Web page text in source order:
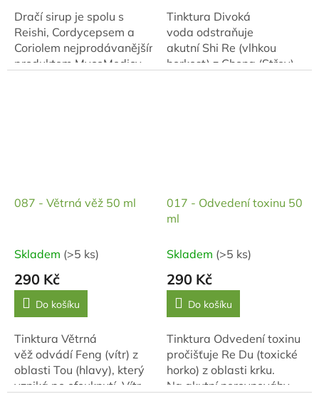
Dračí sirup je spolu s
Reishi, Cordycepsem a
Coriolem nejprodávanějším
produktem MycoMedicy.
Tinktura Divoká
voda odstraňuje
akutní Shi Re (vlhkou
horkost) z Chong (Střev).
087 - Větrná věž 50 ml
Skladem (>5 ks)
290 Kč
Do košíku
Tinktura Větrná
věž odvádí Feng (vítr) z
oblasti Tou (hlavy), který
vzniká po ofouknutí. Vítr
017 - Odvedení toxinu 50
ml
Skladem (>5 ks)
290 Kč
Do košíku
Tinktura Odvedení toxinu
pročišťuje Re Du (toxické
horko) z oblasti krku.
Na akutní nerovnováhy